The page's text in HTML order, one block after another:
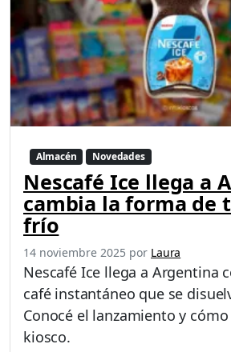
Almacén Novedades
Nescafé Ice llega a
cambia la forma de
frío
14 noviembre 2025 por Laura
Nescafé Ice llega a Argentina
café instantáneo que se
Conocé el lanzamiento y
kiosco.